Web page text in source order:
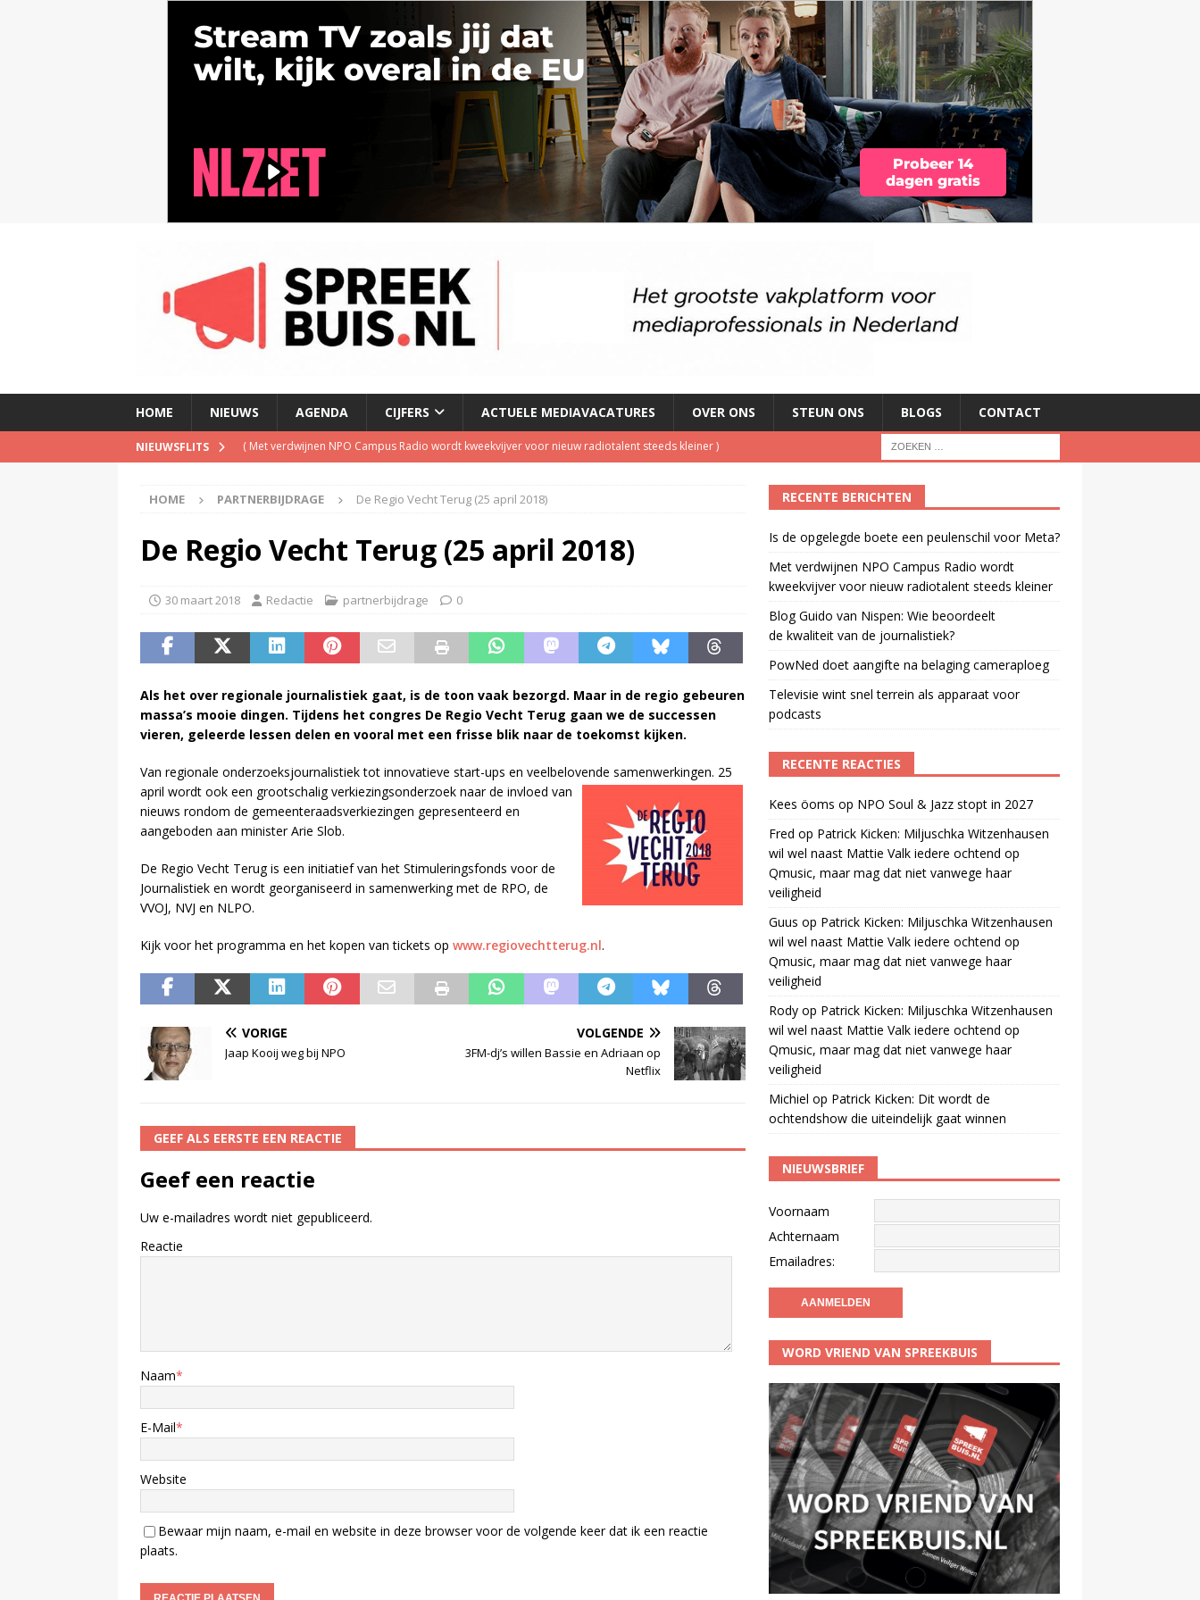
HOME NIEUWS AGENDA CIJFERS ACTUELE MEDIAVACATURES OVER ONS STEUN ONS BLOGS CONTACT
NIEUWSFLITS ( Met verdwijnen NPO Campus Radio wordt kweekvijver voor nieuw radiotalent steeds kleiner)
(PowNed doet aangifte na belaging cameraploeg)
Televisie wint snel terrein als apparaat voor podcasts
Is de opgelegde boete een peulenschil voor Meta?
HOME PARTNERBIJDRAGE De Regio Vecht Terug (25 april 2018)
De Regio Vecht Terug (25 april 2018)
30 maart 2018 Redactie partnerbijdrage 0
Als het over regionale journalistiek gaat, is de toon vaak bezorgd. Maar in de regio gebeuren
massa’s mooie dingen. Tijdens het congres De Regio Vecht Terug gaan we de successen
vieren, geleerde lessen delen en vooral met een frisse blik naar de toekomst kijken.
Van regionale onderzoeksjournalistiek tot innovatieve start-ups en veelbelovende samenwerkingen. 25
april wordt ook een grootschalig verkiezingsonderzoek naar de invloed van
nieuws rondom de gemeenteraadsverkiezingen gepresenteerd en
aangeboden aan minister Arie Slob.
De Regio Vecht Terug is een initiatief van het Stimuleringsfonds voor de
Journalistiek en wordt georganiseerd in samenwerking met de RPO, de
VVOJ, NVJ en NLPO.
Kijk voor het programma en het kopen van tickets op www.regiovechtterug.nl.
VORIGE
Jaap Kooij weg bij NPO
VOLGENDE
3FM-dj’s willen Bassie en Adriaan op
Netflix
GEEF ALS EERSTE EEN REACTIE
Geef een reactie
Uw e-mailadres wordt niet gepubliceerd.
Reactie
Naam*
E-Mail*
Website
Bewaar mijn naam, e-mail en website in deze browser voor de volgende keer dat ik een reactie
plaats.
RECENTE BERICHTEN
Is de opgelegde boete een peulenschil voor Meta?
Met verdwijnen NPO Campus Radio wordt
kweekvijver voor nieuw radiotalent steeds kleiner
Blog Guido van Nispen: Wie beoordeelt
de kwaliteit van de journalistiek?
PowNed doet aangifte na belaging cameraploeg
Televisie wint snel terrein als apparaat voor
podcasts
RECENTE REACTIES
Kees öoms op NPO Soul & Jazz stopt in 2027
Fred op Patrick Kicken: Miljuschka Witzenhausen
wil wel naast Mattie Valk iedere ochtend op
Qmusic, maar mag dat niet vanwege haar
veiligheid
Guus op Patrick Kicken: Miljuschka Witzenhausen
wil wel naast Mattie Valk iedere ochtend op
Qmusic, maar mag dat niet vanwege haar
veiligheid
Rodyop Patrick Kicken: Miljuschka Witzenhausen
wil wel naast Mattie Valk iedere ochtend op
Qmusic, maar mag dat niet vanwege haar
veiligheid
Michiel op Patrick Kicken: Dit wordt de
ochtendshow die uiteindelijk gaat winnen
NIEUWSBRIEF
Voornaam
Achternaam
Emailadres:
WORD VRIEND VAN SPREEKBUIS